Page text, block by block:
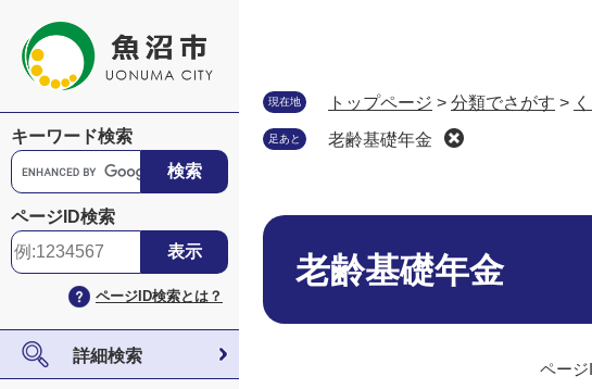
キーワード検索
G
o
o
g
ス
タ
ム
ページID検索
ページID検索とは？
詳細検索
現在地 トップページ > 分類でさがす >
足あと 老齢基礎年金
本
老齢基礎年金
ページ